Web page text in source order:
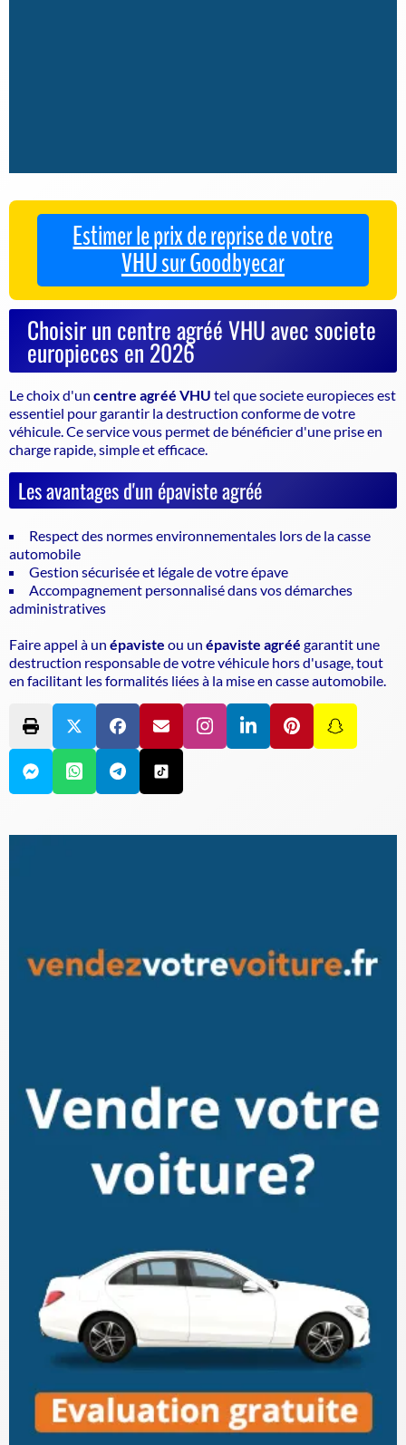
Estimer le prix de reprise de votre
VHU sur Goodbyecar
Choisir un centre agréé VHU avec societe
europieces en 2026
Le choix d'un centre agréé VHU tel que societe europieces est
essentiel pour garantir ladestruction conforme de votre
véhicule . Ce service vous permet de bénéficier d'une prise en
charge rapide, simple et efficace.
Les avantages d'un épaviste agréé
Respect des normes environnementales lors de la casse
automobile
Gestion sécurisée et légale de votre épave
Accompagnement personnalisé dans vos démarches
administratives
Faire appel à un épaviste ou un épaviste agréé garantit une
destruction responsable de votre véhicule hors d'usage, tout
en facilitant les formalités liées à la mise en casse automobile.